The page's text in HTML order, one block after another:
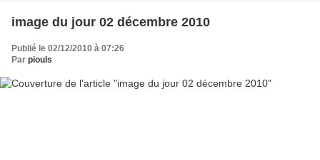
image du jour 02 décembre 2010
Publié le 02/12/2010 à 07:26
Par piouls